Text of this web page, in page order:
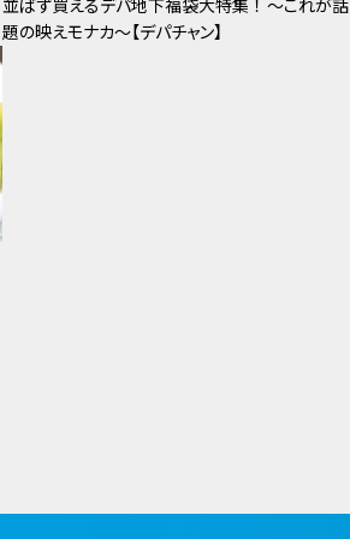
並ばず買えるデパ地下福袋大特集 ！ ～これが話
題の映えモナカ～【デパチャン】